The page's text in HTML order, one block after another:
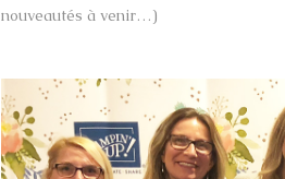
nouveautés à venir…)